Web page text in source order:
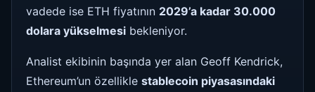
vadede ise ETH fiyatının 2029’a kadar 30.000
dolara yükselmesi bekleniyor.
Analist ekibinin başında yer alan Geoff Kendrick,
Ethereum’un özellikle stablecoin piyasasındaki